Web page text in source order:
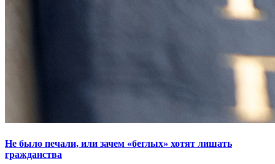
Не было печали, или зачем «беглых» хотят лишать
гражданства